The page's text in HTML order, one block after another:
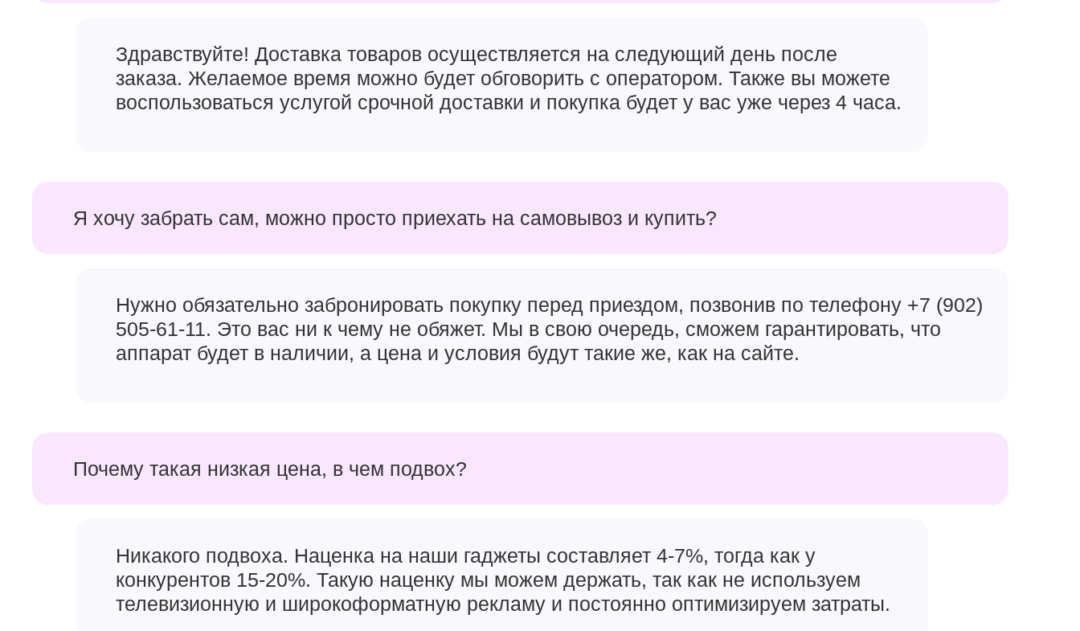
Здравствуйте! Доставка товаров осуществляется на следующий день после
заказа. Желаемое время можно будет обговорить с оператором. Также вы можете
воспользоваться услугой срочной доставки и покупка будет у вас уже через 4 часа.
Я хочу забрать сам, можно просто приехать на самовывоз и купить?
Нужно обязательно забронировать покупку перед приездом, позвонив по телефону +7 (902)
505-61-11. Это вас ни к чему не обяжет. Мы в свою очередь, сможем гарантировать, что
аппарат будет в наличии, а цена и условия будут такие же, как на сайте.
Почему такая низкая цена, в чем подвох?
Никакого подвоха. Наценка на наши гаджеты составляет 4-7%, тогда как у
конкурентов 15-20%. Такую наценку мы можем держать, так как не используем
телевизионную и широкоформатную рекламу и постоянно оптимизируем затраты.